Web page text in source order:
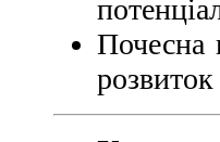
Почесна
розвиток